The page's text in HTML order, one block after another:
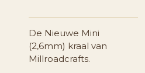
De Nieuwe Mini
(2,6mm) kraal van
Millroadcrafts.